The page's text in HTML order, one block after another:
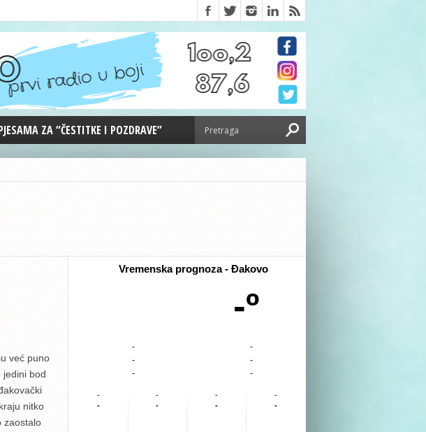
ZA “ČESTITKE I POZDRAVE”
već puno
jedini bod
nitko
zaostalo
Vremenska prognoza - Đakovo
-º
-
-
-
-
-
-
-
-
-
-
-
-
-
-